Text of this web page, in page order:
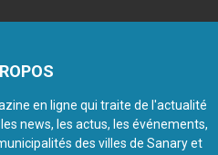
en ligne qui traite de l'actualité
news, les actus, les événements,
des villes de Sanary et